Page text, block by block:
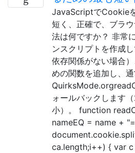
JavaScriptでCookie
短く、正確で、ブラ
法は何ですか？ 非常
ンスクリプトを作成
依存関係がない場合
めの関数を追加し、
ォールバックします
小）。 function
nameEQ = name +
ca.length;i++) { var